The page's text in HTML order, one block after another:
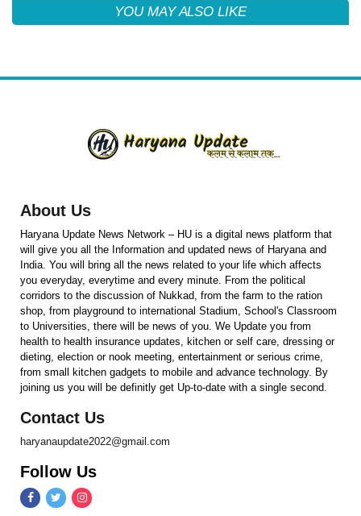
YOU MAY ALSO LIKE
About Us
Haryana Update News Network – HU is a digital news platform that
will give you all the Information and updated news of Haryana and
India. You will bring all the news related to your life which affects
you everyday, everytime and every minute. From the political
corridors to the discussion of Nukkad, from the farm to the ration
shop, from playground to international Stadium, School's Classroom
to Universities, there will be news of you. We Update you from
health to health insurance updates, kitchen or self care, dressing or
dieting, election or nook meeting, entertainment or serious crime,
from small kitchen gadgets to mobile and advance technology. By
joining us you will be definitly get Up-to-date with a single second.
Contact Us
haryanaupdate2022@gmail.com
Follow Us